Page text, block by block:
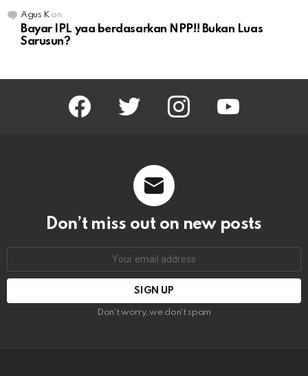
Agus Kon
Bayar IPL yaa berdasarkan NPP!! Bukan Luas
Sarusun?
facebook twitter instagram youtube
Don’t miss out on new posts
Don't worry, we don't spam